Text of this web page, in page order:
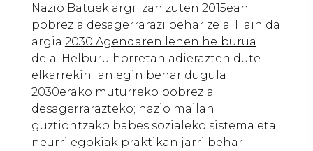
Nazio Batuek argi izan zuten 2015ean
pobrezia desagerrarazi behar zela. Hain da
argia 2030 Agendaren lehen helburua
dela. Helburu horretan adierazten dute
elkarrekin lan egin behar dugula
2030erako muturreko pobrezia
desagerrarazteko; nazio mailan
guztiontzako babes sozialeko sistema eta
neurri egokiak praktikan jarri behar